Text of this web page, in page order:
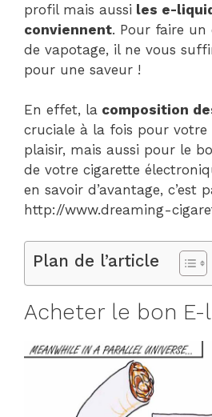
profil mais aussi les e-
conviennent. Pour faire un
de vapotage, il ne vous
pour une saveur !
En effet, la composition
cruciale à la fois pour votre
plaisir, mais aussi pour le
de votre cigarette
en savoir d’avantage, c’est
http://www.dreaming-
Plan de l’article
Acheter le bon E-